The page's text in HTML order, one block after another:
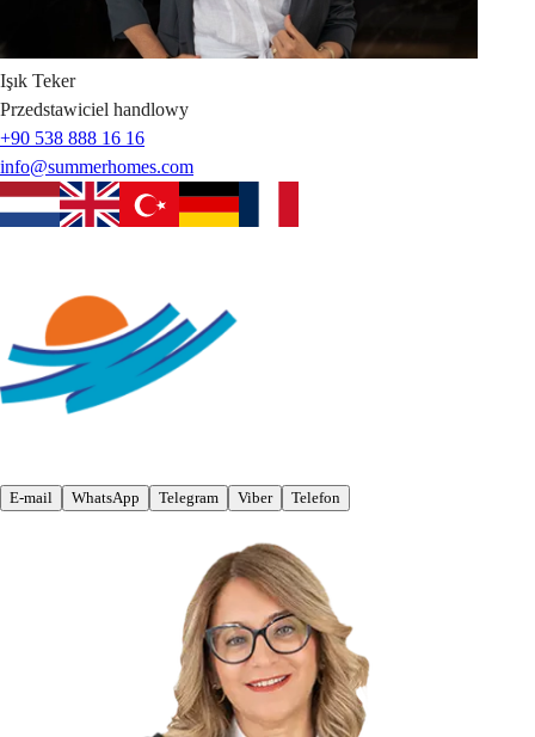
Işık Teker
Przedstawiciel handlowy
+90 538 888 16 16
info@summerhomes.com
E-mail WhatsApp Telegram Viber Telefon